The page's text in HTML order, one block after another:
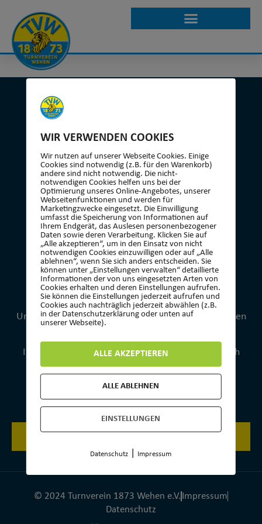
JUGENDLICHE &
ERWACHSENE
KONTAKT
Turnverein 1873 Wehen e.V.
Geschäftsstelle
Platter Str. 13b
65232 Taunusstein
Geschäftsstelle geöffnet:
Dienstag von 16:30 bis 18:00 Uhr
Telefon: 01573 0776954
Mail: kontakt@tvwehen.de
Unsere Geschäftsstelle bleibt an Feiertagen und in den
Ihre E-Mail wird in jeder Zeit aber gelesen und auch
zeitnah beantwortet.
MITGLIED WERDEN
© 2024 Turnverein 1873 Wehen e.V. Impressum
Datenschutz
WIR VERWENDEN COOKIES
Wir nutzen auf unserer Webseite Cookies. Einige
Cookies sind notwendig (z.B. für den Warenkorb)
andere sind nicht notwendig. Die nicht-
notwendigen Cookies helfen uns bei der
Optimierung unseres Online-Angebotes, unserer
Webseitenfunktionen und werden für
Marketingzwecke eingesetzt. Die Einwilligung
umfasst die Speicherung von Informationen auf
Ihrem Endgerät, das Auslesen personenbezogener
Daten sowie deren Verarbeitung. Klicken Sie auf
„Alle akzeptieren“, um in den Einsatz von nicht
notwendigen Cookies einzuwilligen oder auf „Alle
ablehnen“, wenn Sie sich anders entscheiden. Sie
können unter „Einstellungen verwalten“ detaillierte
Informationen der von uns eingesetzten Arten von
Cookies erhalten und deren Einstellungen aufrufen.
Sie können die Einstellungen jederzeit aufrufen und
Cookies auch nachträglich jederzeit abwählen (z.B.
in der Datenschutzerklärung oder unten auf
unserer Webseite).
ALLE AKZEPTIEREN
ALLE ABLEHNEN
EINSTELLUNGEN
Datenschutz Impressum